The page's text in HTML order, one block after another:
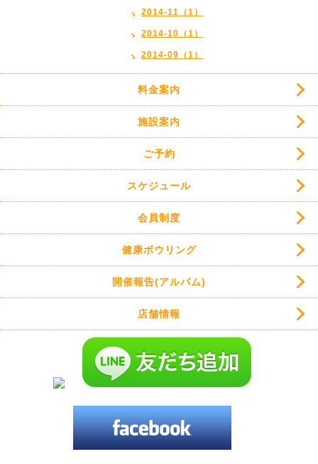
2014-11（1）
2014-10（1）
2014-09（1）
料金案内
施設案内
ご予約
スケジュール
会員制度
健康ボウリング
開催報告(アルバム)
店舗情報